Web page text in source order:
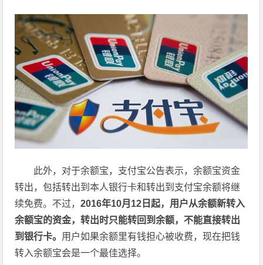
此外，对于余额宝，支付宝公告表示，余额宝资金
转出，包括转出到本人银行卡和转出到支付宝余额将继
续免费。不过，2016年10月12日起，用户从余额新转入
余额宝的资金，转出时只能转回到余额，不能直接转出
到银行卡。 用户如果余额里有钱担心被收费，现在把钱
转入余额宝会是一个最佳选择。